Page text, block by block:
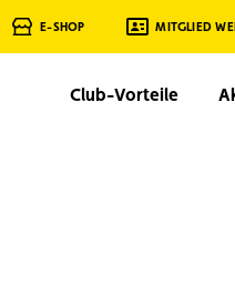
E-SHOP MITGLIED
Club-Vorteile